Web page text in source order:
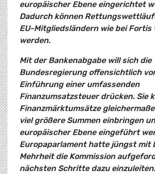
europäischer Ebene eingerichtet
Dadurch können
EU-Mitgliedsländern wie bei
werden.
Mit der Bankenabgabe will sich die
Bundesregierung offensichtlich
Einführung einer umfassenden
Finanzumsatzsteuer drücken. Sie
Finanzmärktumsätze
viel größere Summen einbringen
europäischer Ebene eingeführt
Europaparlament hatte jüngst mit
Mehrheit die Kommission
nächsten Schritte dazu